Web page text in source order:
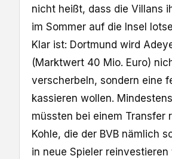
nicht heißt, dass die Villans
im Sommer auf die Insel
Klar ist: Dortmund wird
(Marktwert 40 Mio. Euro)
verscherbeln, sondern eine
kassieren wollen.
müssten bei einem Transfer
Kohle, die der BVB nämlich
in neue Spieler reinvestieren